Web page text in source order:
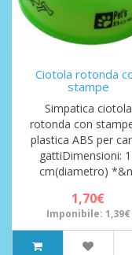
Ciotola rotonda
stampe
Simpatica ciotola
rotonda con
plastica ABS per
gattiDimensioni:
cm(diametro)
1,70€
Imponibile: 1,39€